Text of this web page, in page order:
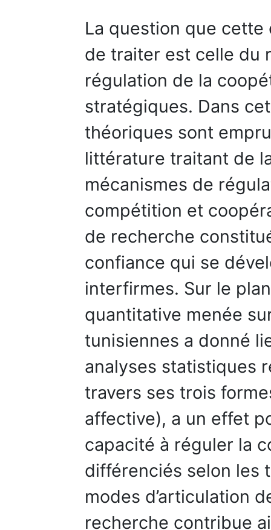
La question que
de traiter est celle du
régulation de la
stratégiques. Dans
théoriques sont
littérature traitant de
mécanismes de
compétition et
de recherche
confiance qui se
interfirmes. Sur le
quantitative menée
tunisiennes a donné
analyses statistiques
travers ses trois
affective), a un effet
capacité à réguler la
différenciés selon les
modes d’articulation
recherche contribue